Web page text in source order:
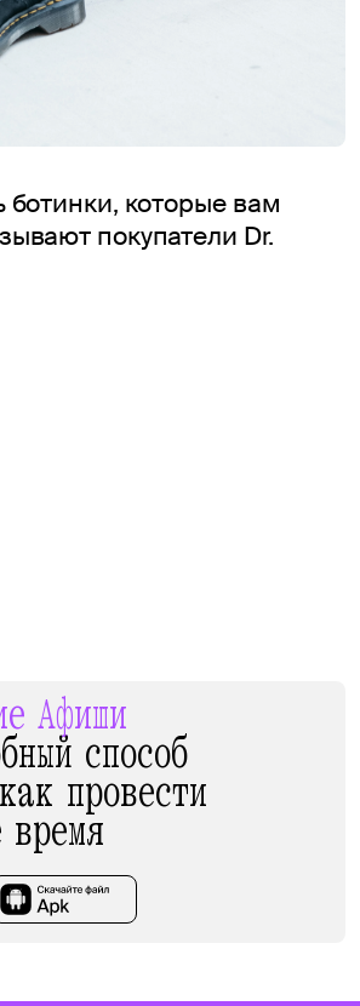
ботинки, которые вам
покупатели Dr.
Афиши
способ
провести
время